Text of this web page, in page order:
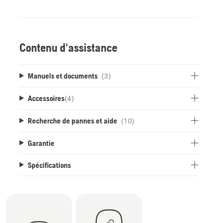
Contenu d'assistance
Manuels et documents (3)
Accessoires(4)
Recherche de pannes et aide (10)
Garantie
Spécifications